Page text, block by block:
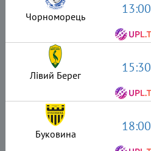
Чорноморець 13:00
Лівий Берег 15:30
Буковина 18:00